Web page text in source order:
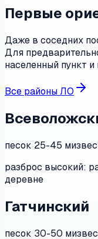
Первые
Даже в соседних
Для
населенный пункт
Все районы ЛО
песок 25-45 м
разброс высокий:
деревне
Гатчинский
песок 30-50 м